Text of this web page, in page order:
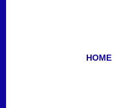
HOME